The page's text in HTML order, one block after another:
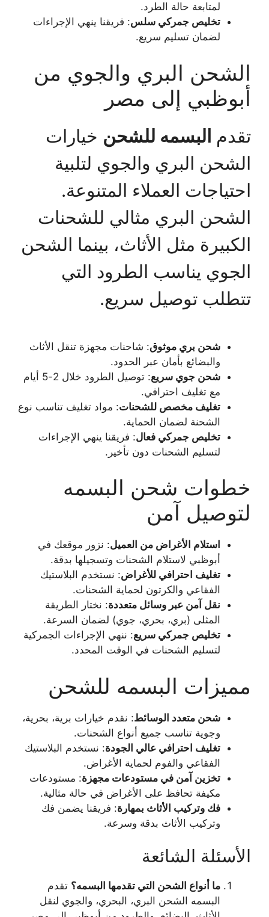
لمتابعة حالة الطرد.
تخليص جمركي سلس: فريقنا ينهي الإجراءات
لضمان تسليم سريع.
الشحن البري والجوي من
أبوظبي إلى مصر
تقدم البسمه للشحن خيارات
الشحن البري والجوي لتلبية
احتياجات العملاء المتنوعة.
الشحن البري مثالي للشحنات
الكبيرة مثل الأثاث، بينما الشحن
الجوي يناسب الطرود التي
تتطلب توصيل سريع.
شحن بري موثوق: شاحنات مجهزة تنقل الأثاث
والبضائع بأمان عبر الحدود.
شحن جوي سريع
: توصيل الطرود خلال 2-5 أيام
مع تغليف احترافي.
تغليف مخصص للشحنات: مواد تغليف تناسب نوع
الشحنة لضمان الحماية.
تخليص جمركي فعال: فريقنا ينهي الإجراءات
لتسليم الشحنات دون تأخير.
خطوات شحن البسمه
لتوصيل آمن
استلام الأغراض من العميل: نزور موقعك في
أبوظبي لاستلام الشحنات وتسجيلها بدقة.
تغليف احترافي للأغراض: نستخدم البلاستيك
الفقاعي والكرتون لحماية الشحنات.
نقل آمن عبر وسائل متعددة: نختار الطريقة
المثلى (بري، بحري، جوي) لضمان السرعة.
تخليص جمركي سريع: ننهي الإجراءات الجمركية
لتسليم الشحنات في الوقت المحدد.
مميزات البسمه للشحن
شحن متعدد الوسائط: نقدم خيارات برية، بحرية،
وجوية تناسب جميع أنواع الشحنات.
تغليف احترافي عالي الجودة: نستخدم البلاستيك
الفقاعي والفوم لحماية الأغراض.
تخزين آمن في مستودعات مجهزة: مستودعات
مكيفة تحافظ على الأغراض في حالة مثالية.
فك وتركيب الأثاث بمهارة: فريقنا يضمن فك
وتركيب الأثاث بدقة وسرعة.
الأسئلة الشائعة
ما أنواع الشحن التي تقدمها البسمه؟ تقدم
البسمه الشحن البري، البحري، والجوي لنقل